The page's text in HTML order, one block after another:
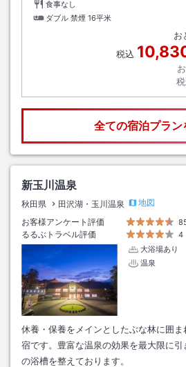
食事なし
ダブル 禁煙 16平米
お
税込
全ての宿泊プラン
新玉川温泉
秋田県 田沢湖・玉川温泉
地図
お客様アンケート評価
るるぶトラベル評価
4
大浴場あり
温泉
休養・保養をメインとしたぶな林に囲
宿です。豊富な温泉の効果を最大限に
の浴槽を整えております。